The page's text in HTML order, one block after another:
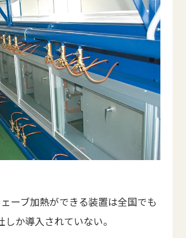
ーブ加熱ができる装置は全国でも
しか導入されていない。